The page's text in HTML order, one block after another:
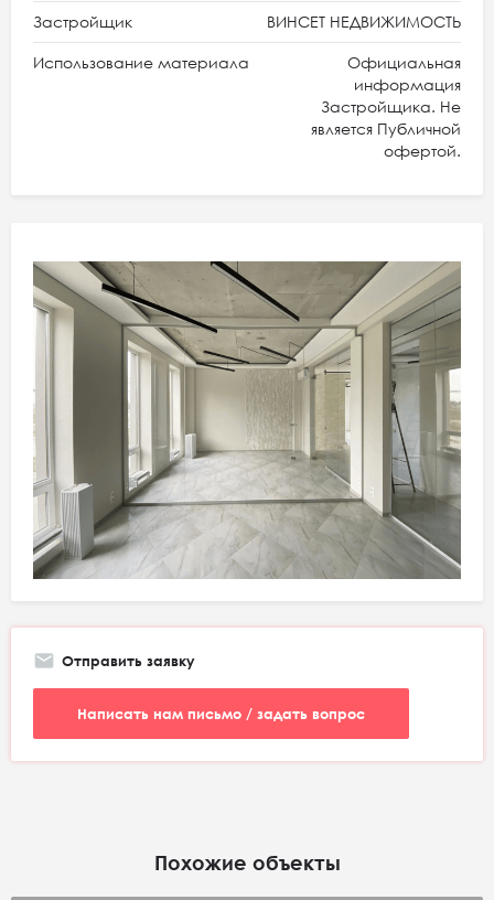
Застройщик ВИНСЕТ НЕДВИЖИМОСТЬ
Использование материала
Официальная
информация
Застройщика. Не
является Публичной
офертой.
Отправить заявку
Написать нам письмо / задать вопрос
Похожие объекты